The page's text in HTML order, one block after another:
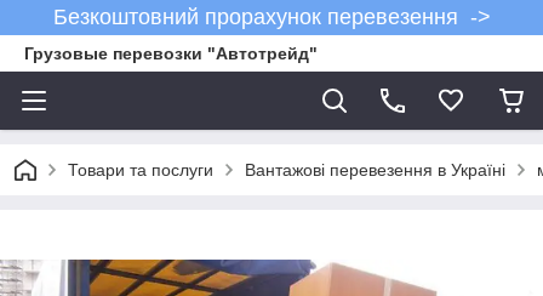
Безкоштовний прорахунок перевезення ->
Грузовые перевозки "Автотрейд"
Товари та послуги Вантажові перевезення в Україні